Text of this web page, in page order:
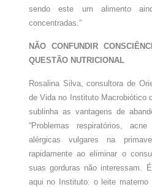
sendo este um alimento
concentradas.”
NÃO CONFUNDIR
QUESTÃO NUTRICIONAL
Rosalina Silva, consultora de
de Vida no Instituto Macrobiótico
sublinha as vantagens de
“Problemas respiratórios,
alérgicas vulgares na
rapidamente ao eliminar o
suas gorduras não interessam.
aqui no Instituto: o leite